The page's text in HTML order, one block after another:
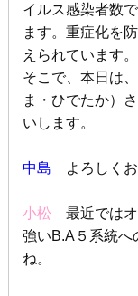
イルス感染者数
ます。重症化を
えられています。
そこで、本日は
ま・ひでたか）
いします。
中島 よろしくお
小松 最近では
強いB.A５系統へ
ね。